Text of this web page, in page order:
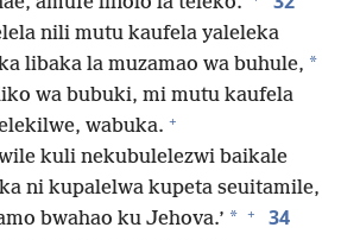
nili mutu kaufela yaleleka
libaka la muzamao wa buhule, *
wa bubuki, mi mutu kaufela
wabuka. +
kuli nekubulelezwi baikale
ni kupalelwa kupeta seuitamile,
bwahao ku Jehova.’ * + 34